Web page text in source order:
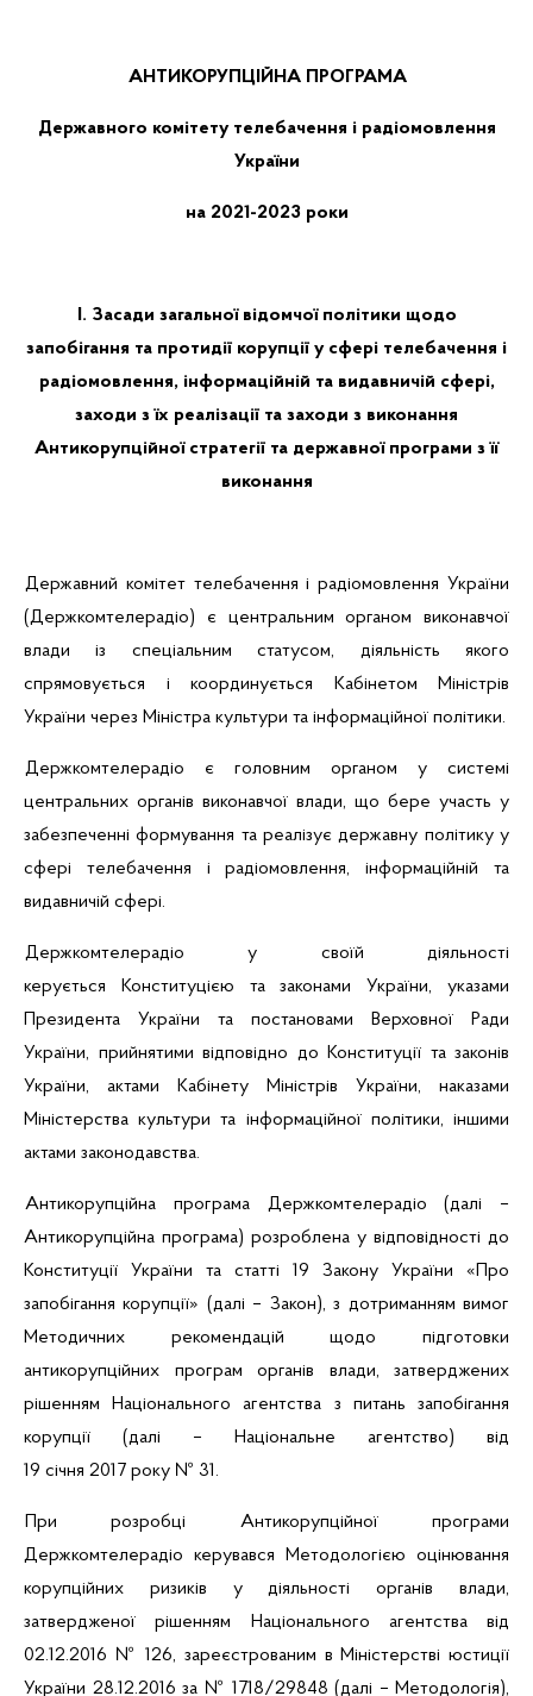
АНТИКОРУПЦІЙНА ПРОГРАМА
Державного комітету телебачення і радіомовлення
України
на 2021-2023 роки
І. Засади загальної відомчої політики щодо
запобігання та протидії корупції у сфері телебачення і
радіомовлення, інформаційній та видавничій сфері,
заходи з їх реалізації та заходи з виконання
Антикорупційної стратегії та державної програми з її
виконання
Державний комітет телебачення і радіомовлення України
(Держкомтелерадіо) є центральним органом виконавчої
влади із спеціальним статусом, діяльність якого
спрямовується і координується Кабінетом Міністрів
України через Міністра культури та інформаційної політики.
Держкомтелерадіо є головним органом у системі
центральних органів виконавчої влади, що бере участь у
забезпеченні формування та реалізує державну політику у
сфері телебачення і радіомовлення, інформаційній та
видавничій сфері.
Держкомтелерадіо у своїй діяльності
керується Конституцією та законами України, указами
Президента України та постановами Верховної Ради
України, прийнятими відповідно до Конституції та законів
України, актами Кабінету Міністрів України, наказами
Міністерства культури та інформаційної політики, іншими
актами законодавства.
Антикорупційна програма Держкомтелерадіо (далі –
Антикорупційна програма) розроблена у відповідності до
Конституції України та статті 19 Закону України «Про
запобігання корупції» (далі – Закон), з дотриманням вимог
Методичних рекомендацій щодо підготовки
антикорупційних програм органів влади, затверджених
рішенням Національного агентства з питань запобігання
корупції (далі – Національне агентство) від
19 січня 2017 року № 31.
При розробці Антикорупційної програми
Держкомтелерадіо керувався
Методологією оцінювання
корупційних ризиків у діяльності органів влади,
затвердженої рішенням Національного агентства від
02.12.2016 № 126, зареєстрованим в Міністерстві юстиції
України 28.12.2016 за № 1718/29848 (далі – Методологія),